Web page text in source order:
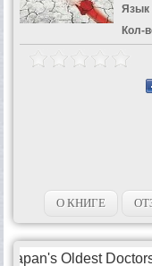
Язык
Кол-
О КНИГЕ